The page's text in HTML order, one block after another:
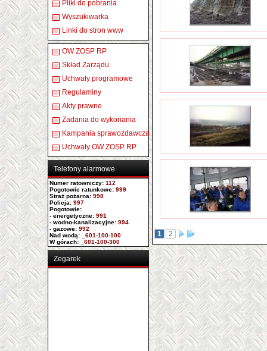
Pliki do pobrania
Wyszukiwarka
Linki do stron www
OW ZOSP RP
Skład Zarządu
Uchwały programowe
Regulaminy
Akty prawne
Zadania do wykonania
Kampania sprawozdawcza
Uchwały OW ZOSP RP
Telefony alarmowe
Numer ratowniczy: 112
Pogotowie ratunkowe: 999
Straż pożarna: 998
Policja: 997
Pogotowie:
- energetyczne: 991
- wodno-kanalizacyjne: 994
- gazowe: 992
Nad wodą: _601-100-100
W górach: _601-100-300
Zegarek
1 2